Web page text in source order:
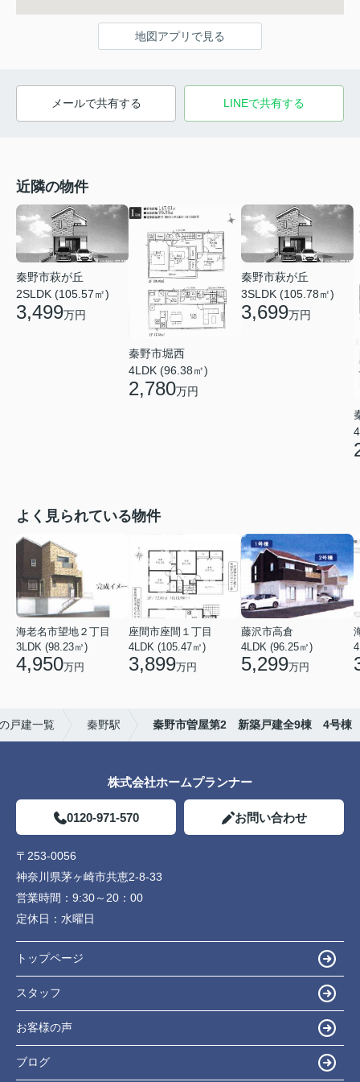
地図アプリで見る
メールで共有する LINEで共有する
近隣の物件
秦野市萩が丘
2SLDK (105.57㎡)
3,499万円
秦野市堀西
4LDK (96.38㎡)
2,780万円
秦野市萩が丘
3SLDK (105.78㎡)
3,699万円
よく見られている物件
海老名市望地２丁目
3LDK (98.23㎡)
4,950万円
座間市座間１丁目
4LDK (105.47㎡)
3,899万円
藤沢市高倉
4LDK (96.25㎡)
5,299万円
戸建一覧 秦野駅 秦野市曽屋第2 新築戸建全9棟 4号棟
株式会社ホームプランナー
0120-971-570 お問い合わせ
〒253-0056
神奈川県茅ヶ崎市共恵2-8-33
営業時間： 9:30～20：00
定休日： 水曜日
トップページ
スタッフ
お客様の声
ブログ